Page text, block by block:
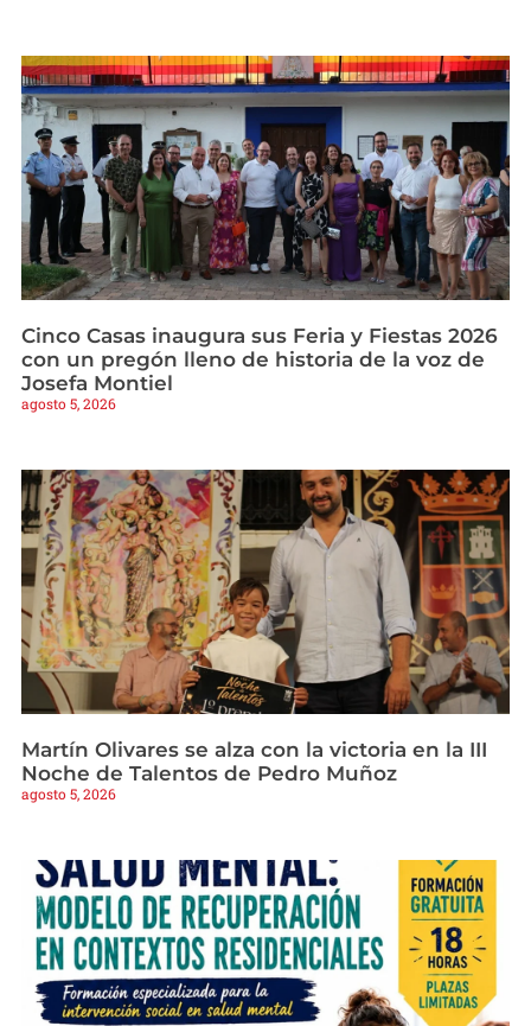
Cinco Casas inaugura sus Feria y Fiestas 2026
con un pregón lleno de historia de la voz de
Josefa Montiel
agosto 5, 2026
Martín Olivares se alza con la victoria en la III
Noche de Talentos de Pedro Muñoz
agosto 5, 2026